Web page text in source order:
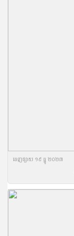
ចេញ​ផ្សាយ​ ១៩ ធ្នូ ២០២៣